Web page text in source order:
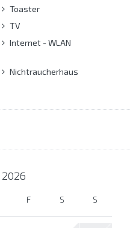
Toaster
TV
Internet - WLAN
Nichtraucherhaus
2026
F S S